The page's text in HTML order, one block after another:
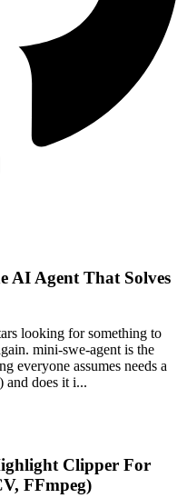
AI Agent That Solves
looking for something to
mini-swe-agent is the
everyone assumes needs a
and does it i...
Clipper For
FFmpeg)